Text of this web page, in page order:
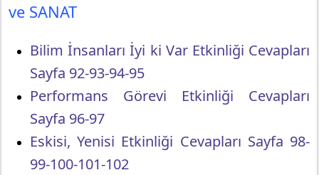
ve SANAT
Bilim İnsanları İyi ki Var Etkinliği Cevapları
Sayfa 92-93-94-95
Performans Görevi Etkinliği Cevapları
Sayfa 96-97
Eskisi, Yenisi Etkinliği Cevapları Sayfa 98-
99-100-101-102